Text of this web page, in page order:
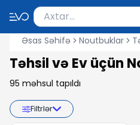
Məhsul axtar
Axtarış üçün ən azı 2
Əsas Səhifə Noutbuklar
Təhsil və Ev üçün
95 məhsul tapıldı
Filtrlər